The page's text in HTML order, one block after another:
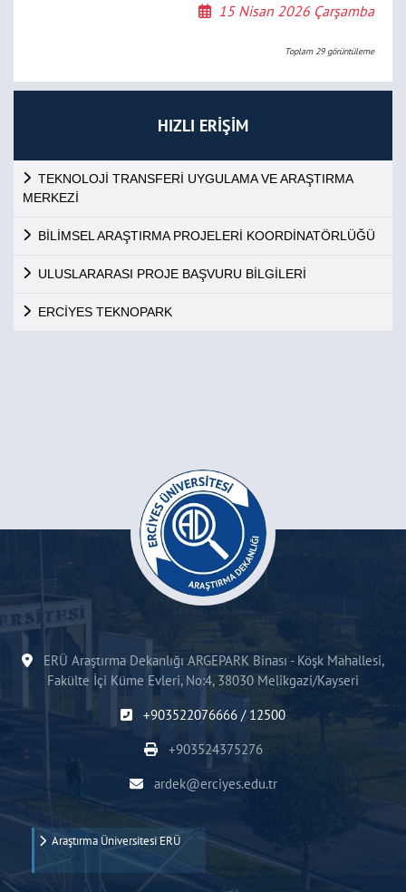
HIZLI ERİŞİM
TEKNOLOJİ TRANSFERİ UYGULAMA VE ARAŞTIRMA
MERKEZİ
BİLİMSEL ARAŞTIRMA PROJELERİ KOORDİNATÖRLÜĞÜ
ULUSLARARASI PROJE BAŞVURU BİLGİLERİ
ERCİYES TEKNOPARK
15 Nisan 2026 Çarşamba
Toplam 29görüntüleme
ERÜ Araştırma Dekanlığı ARGEPARK Binası - Köşk Mahallesi,
Fakülte İçi Küme Evleri, No:4, 38030 Melikgazi/Kayseri
+903522076666 / 12500
+903524375276
ardek@erciyes.edu.tr
Araştırma Üniversitesi ERÜ